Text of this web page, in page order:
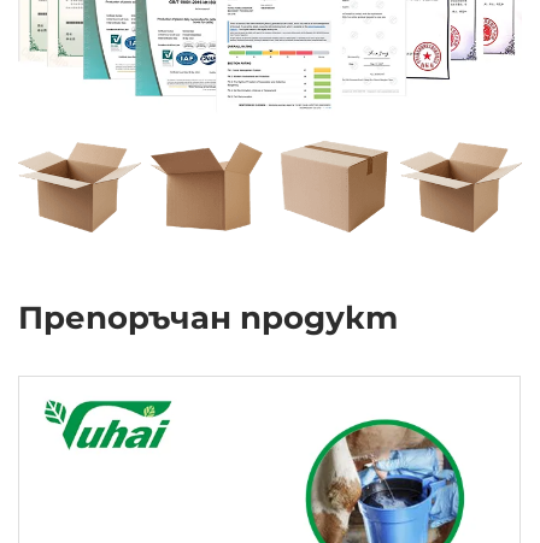
Препоръчан продукт